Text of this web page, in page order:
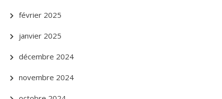
février 2025
janvier 2025
décembre 2024
novembre 2024